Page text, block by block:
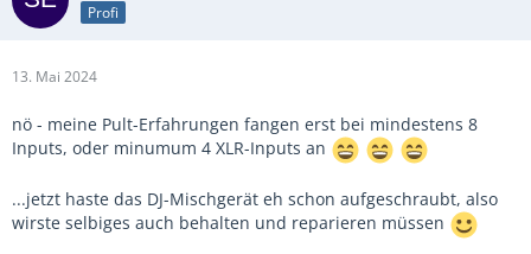
Profi
13. Mai 2024
nö - meine Pult-Erfahrungen fangen erst bei mindestens 8
Inputs, oder minumum 4 XLR-Inputs an
...jetzt haste das DJ-Mischgerät eh schon aufgeschraubt, also
wirste selbiges auch behalten und reparieren müssen